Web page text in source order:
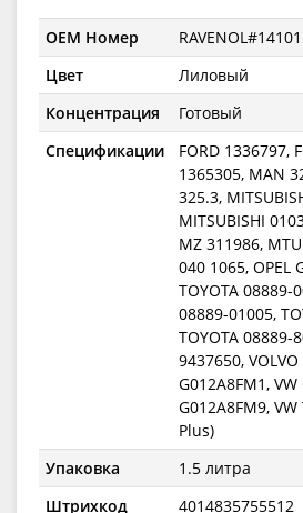
OEM Номер
Цвет
Лиловый
Концентрация
Готовый
Спецификации
FORD 1336797,
1365305, MAN
325.3,
MITSUBISHI
MZ 311986,
040 1065, OPEL
TOYOTA 08889-
08889-01005,
TOYOTA 08889-
9437650,
G012A8FM1,
G012A8FM9,
Plus)
Упаковка
1.5 литра
Штрихкод
4014835755512